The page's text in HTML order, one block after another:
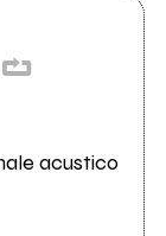
acustico